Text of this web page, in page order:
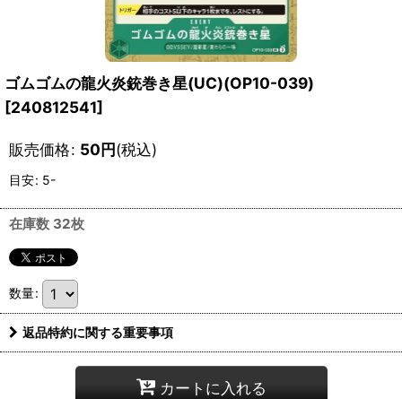
ゴムゴムの龍火炎銃巻き星(UC)(OP10-039)
[240812541]
販売価格: 50円(税込)
目安: 5-
在庫数 32枚
数量:
返品特約に関する重要事項
カートに入れる